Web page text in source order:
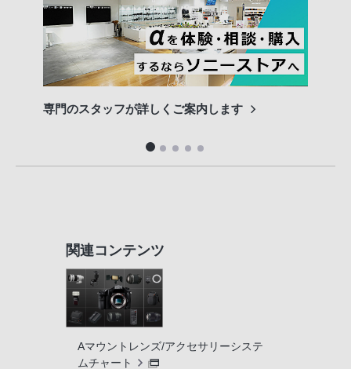
専門のスタッフが詳しくご案内します
関連コンテンツ
Aマウントレンズ/アクセサリーシステ
ムチャート